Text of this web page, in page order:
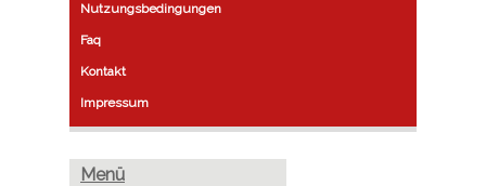
Nutzungsbedingungen
Faq
Kontakt
Impressum
Menü